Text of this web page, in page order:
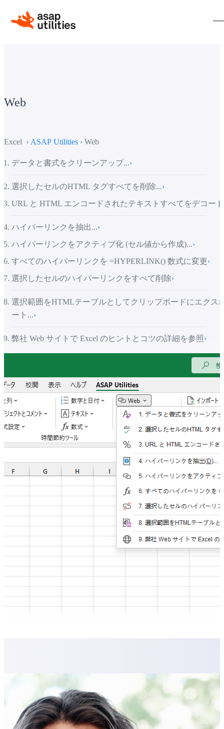
Web
Excel › ASAP Utilities › Web
データと書式をクリーンアップ...›
選択したセルのHTML タグすべてを削除...›
URL と HTML エンコードされたテキストすべてをデコード
ハイパーリンクを抽出...›
ハイパーリンクをアクティブ化 (セル値から作成)...›
すべてのハイパーリンクを =HYPERLINK() 数式に変更›
選択したセルのハイパーリンクをすべて削除›
選択範囲をHTMLテーブルとしてクリップボードにエクス
ート...›
弊社 Web サイトで Excel のヒントとコツの詳細を参照›